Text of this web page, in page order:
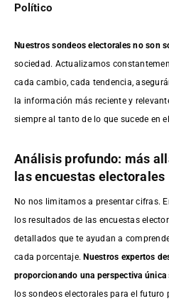
Político
Nuestros sondeos electorales no son
sociedad. Actualizamos
cada cambio, cada tendencia,
la información más reciente y
siempre al tanto de lo que sucede en
Análisis profundo: más
las encuestas electorales
No nos limitamos a presentar cifras.
los resultados de las encuestas
detallados que te ayudan a
cada porcentaje.Nuestros expertos
proporcionando una perspectiva única
los sondeos electorales para el futuro